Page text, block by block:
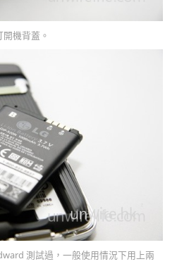
機背蓋。
測試過，一般使用情況下用上兩